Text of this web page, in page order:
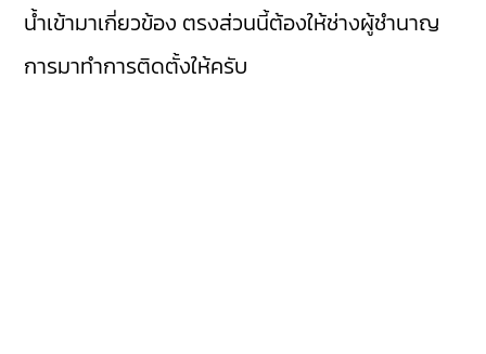
น้ำเข้ามาเกี่ยวข้อง ตรงส่วนนี้ต้องให้ช่างผู้ชำนาญ
การมาทำการติดตั้งให้ครับ